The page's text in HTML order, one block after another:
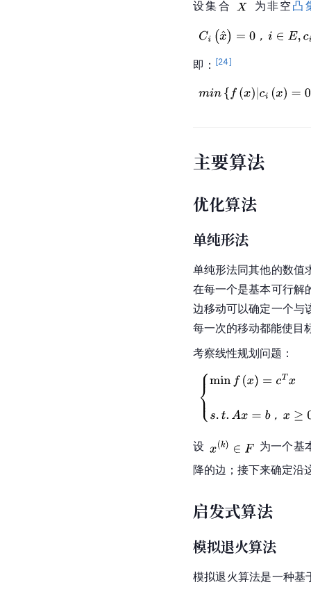
设集合
为非空 凸
即： [24]
主要算法
优化算法
单纯形法
单纯形法同其他的数值
在每一个是基本可行解
边移动可以确定一个与
每一次的移动都能使目
考察线性规划问题：
设
为一个基
降的边；接下来确定沿
启发式算法
模拟退火算法
模拟退火算法是一种基